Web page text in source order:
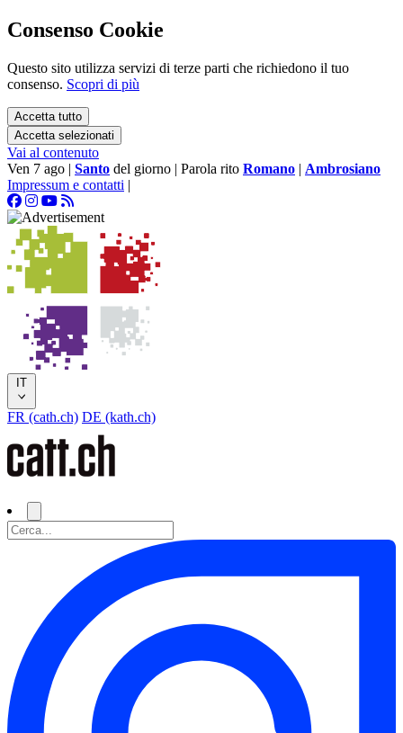
Consenso Cookie
Questo sito utilizza servizi di terze parti che richiedono il tuo
consenso. Scopri di più
Accetta tutto
Accetta selezionati
Vai al contenuto
Ven 7 ago | Santo del giorno | Parola rito Romano | Ambrosiano
Impressum e contatti |
IT
FR (cath.ch) DE (kath.ch)